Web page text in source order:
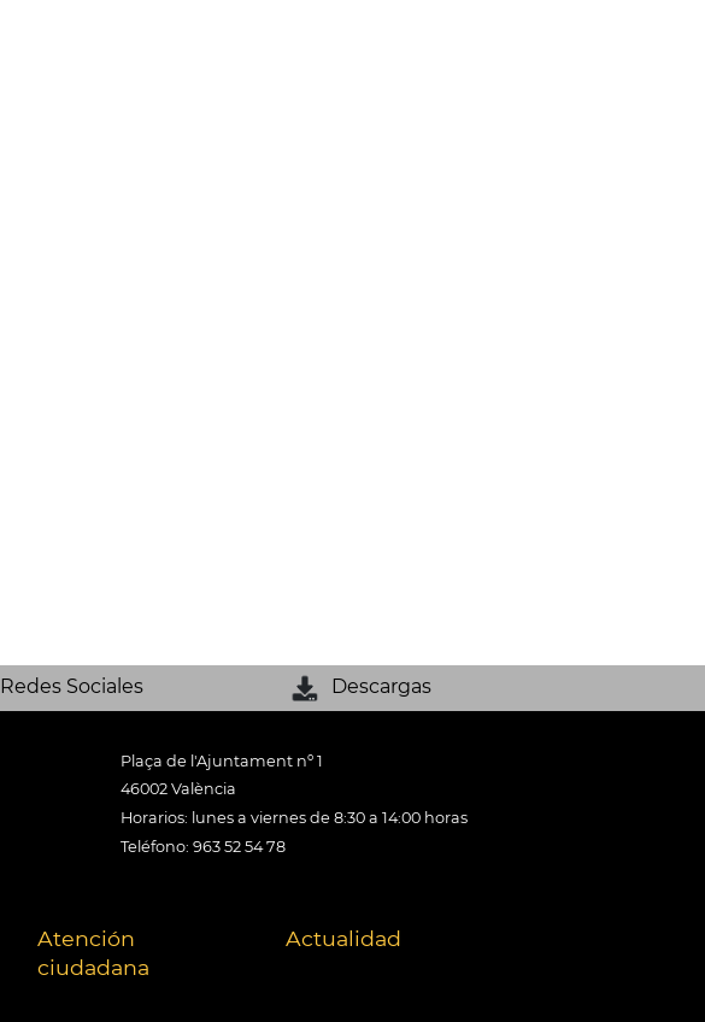
Redes Sociales Descargas
Plaça de l'Ajuntament nº 1
46002 València
Horarios: lunes a viernes de 8:30 a 14:00 horas
Teléfono: 963 52 54 78
Atención
ciudadana
Actualidad